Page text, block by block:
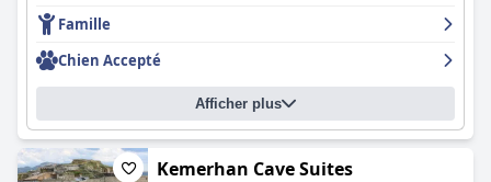
Famille
Chien Accepté
Afficher plus
Kemerhan Cave Suites